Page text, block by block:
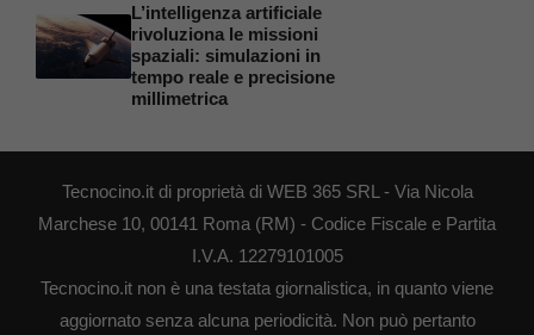
L’intelligenza artificiale
rivoluziona le missioni
spaziali: simulazioni in
tempo reale e precisione
millimetrica
Tecnocino.it di proprietà di WEB 365 SRL - Via Nicola
Marchese 10, 00141 Roma (RM) - Codice Fiscale e Partita
I.V.A. 12279101005
Tecnocino.it non è una testata giornalistica, in quanto viene
aggiornato senza alcuna periodicità. Non può pertanto